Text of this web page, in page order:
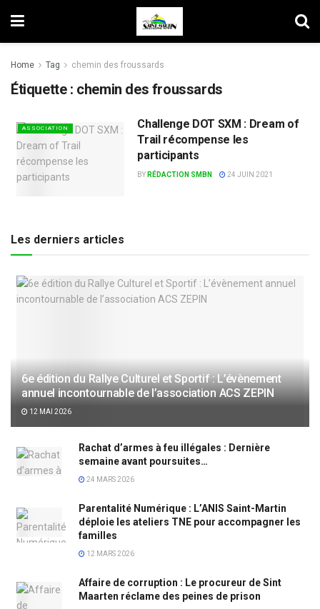
Home Tag chemin des froussards
Étiquette : chemin des froussards
ASSOCIATION
Challenge DOT SXM : Dream of
Trail récompense les
participants
BY RÉDACTION SMBN 24 JUIN 2021
Les derniers articles
6e édition du Rallye Culturel et Sportif : L’évènement
annuel incontournable de l’association ACS ZEPIN
12 MAI 2026
Rachat d’armes à feu illégales : Dernière
semaine avant poursuites…
24 MARS 2026
Parentalité Numérique : L’ANIS Saint-Martin
déploie les ateliers TNE pour accompagner les
familles
12 MARS 2026
Affaire de corruption : Le procureur de Sint
Maarten réclame des peines de prison